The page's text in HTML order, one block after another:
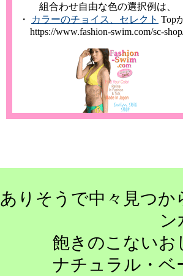
組合わせ自由な色の選択例は、
・
カラーのチョイス、セレクト Top
https://www.fashion-swim.com/sc-
ありそうで中々見つ
ン
飽きのこないお
ナチュラル・ベ